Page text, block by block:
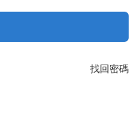
找回密碼